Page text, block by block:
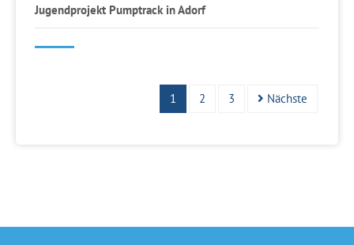
Jugendprojekt Pumptrack in Adorf
1 2 3 Nächste